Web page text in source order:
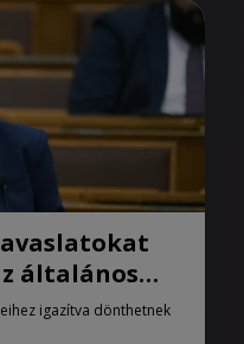
általános
igazítva dönthetnek